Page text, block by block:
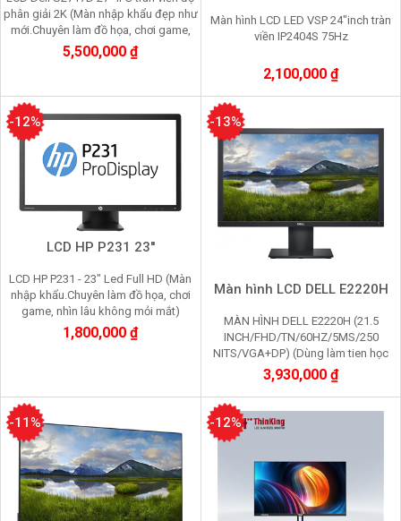
phân giải 2K (Màn nhập khẩu đẹp như
mới.Chuyên làm đồ họa, chơi game,
nhìn lâu không mỏi mắt)
5,500,000 ₫
Màn hình LCD LED VSP 24"inch tràn
viền IP2404S 75Hz
2,100,000 ₫
LCD HP P231 23''
LCD HP P231 - 23" Led Full HD (Màn
nhập khẩu.Chuyên làm đồ họa, chơi
game, nhìn lâu không mỏi mắt)
1,800,000 ₫
-12%
Màn hình LCD DELL E2220H
MÀN HÌNH DELL E2220H (21.5
INCH/FHD/TN/60HZ/5MS/250
NITS/VGA+DP) (Dùng làm tien học
văn phòng, chơi game)
3,930,000 ₫
-13%
-11% -12%